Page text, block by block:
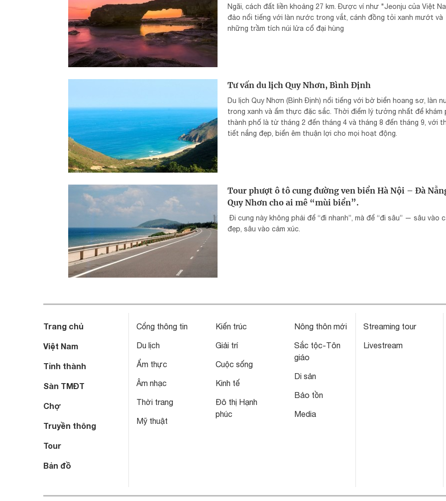
Ngãi, cách đất liền khoảng 27 km. Được ví như "Jeonju của Việt
đảo nổi tiếng với làn nước trong vắt, cánh đồng tỏi xanh mướt và
những trầm tích núi lửa cổ đại hùng
Tư vấn du lịch Quy Nhơn, Bình Định
Du lịch Quy Nhơn (Bình Định) nổi tiếng với bờ biển hoang sơ, làn
trong xanh và ẩm thực đặc sắc. Thời điểm lý tưởng nhất để khám
thành phố là từ tháng 2 đến tháng 4 và tháng 8 đến tháng 9, với
tiết nắng đẹp, biển êm thuận lợi cho mọi hoạt động.
Tour phượt ô tô cung đường ven biển Hà Nội – Đà
Quy Nhơn cho ai mê “mùi biển”.
Đi cung này không phải để “đi nhanh”, mà để “đi sâu” — sâu vào
đẹp, sâu vào cảm xúc.
Trang chủ
Việt Nam
Tỉnh thành
Sàn TMĐT
Chợ
Truyền thông
Tour
Bản đồ
Cổng thông tin
Du lịch
Ẩm thực
Âm nhạc
Thời trang
Mỹ thuật
Kiến trúc
Giải trí
Cuộc sống
Kinh tế
Đô thị Hạnh
phúc
Nông thôn mới
Sắc tộc-Tôn
giáo
Di sản
Bảo tồn
Media
Streaming tour
Livestream